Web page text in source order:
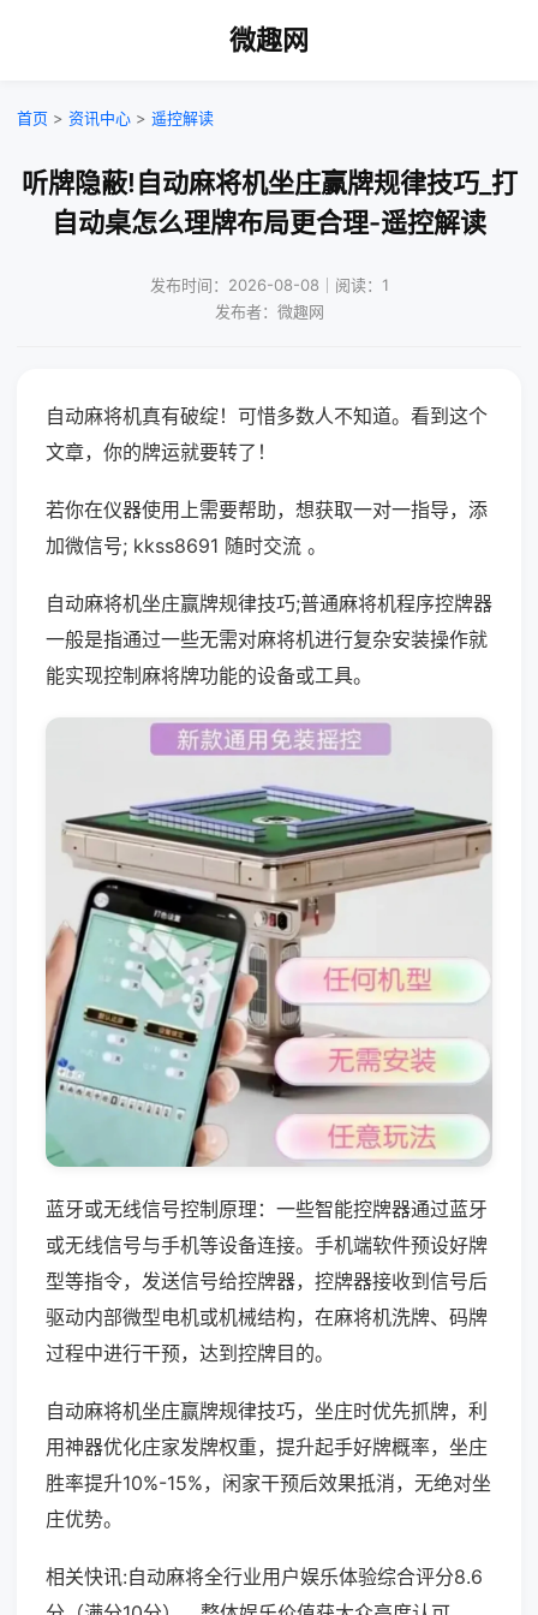
微趣网
首页 > 资讯中心 > 遥控解读
听牌隐蔽!自动麻将机坐庄赢牌规律技巧_打
自动桌怎么理牌布局更合理-遥控解读
发布时间：2026-08-08｜阅读：1
发布者：微趣网
自动麻将机真有破绽！可惜多数人不知道。看到这个
文章，你的牌运就要转了！
若你在仪器使用上需要帮助，想获取一对一指导，添
加微信号; kkss8691 随时交流 。
自动麻将机坐庄赢牌规律技巧;普通麻将机程序控牌器
一般是指通过一些无需对麻将机进行复杂安装操作就
能实现控制麻将牌功能的设备或工具。
蓝牙或无线信号控制原理：一些智能控牌器通过蓝牙
或无线信号与手机等设备连接。手机端软件预设好牌
型等指令，发送信号给控牌器，控牌器接收到信号后
驱动内部微型电机或机械结构，在麻将机洗牌、码牌
过程中进行干预，达到控牌目的。
自动麻将机坐庄赢牌规律技巧，坐庄时优先抓牌，利
用神器优化庄家发牌权重，提升起手好牌概率，坐庄
胜率提升10%-15%，闲家干预后效果抵消，无绝对坐
庄优势。
相关快讯:自动麻将全行业用户娱乐体验综合评分8.6